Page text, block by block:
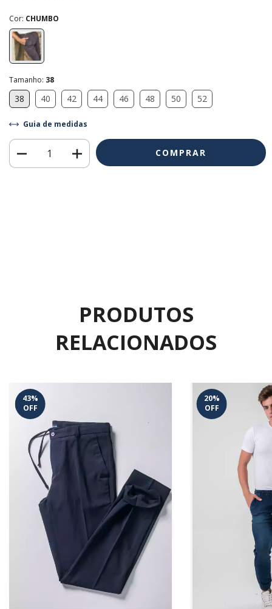
Cor: CHUMBO
Tamanho: 38
38 40 42 44 46 48 50 52
Guia de medidas
PRODUTOS
RELACIONADOS
43%
OFF
20%
OFF